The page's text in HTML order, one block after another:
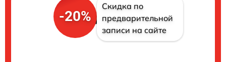
-20%
Скидка по
предварительной
записи на сайте